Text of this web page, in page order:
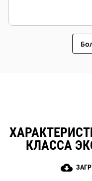
КЛАССА
cloud_download